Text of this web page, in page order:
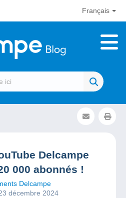
Français
Delcampe
000 abonnés !
Delcampe
décembre 2024